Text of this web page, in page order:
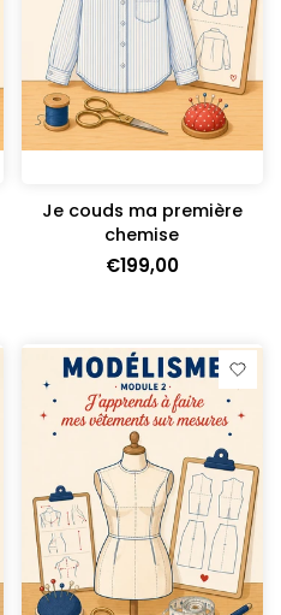
Je couds ma première
chemise
€199,00